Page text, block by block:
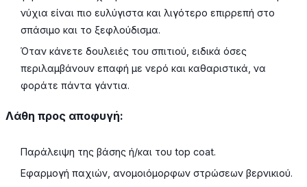
νύχια είναι πιο ευλύγιστα και λιγότερο επιρρεπή στο
σπάσιμο και το ξεφλούδισμα.
Όταν κάνετε δουλειές του σπιτιού, ειδικά όσες
περιλαμβάνουν επαφή με νερό και καθαριστικά, να
φοράτε πάντα γάντια.
Λάθη προς αποφυγή:
Παράλειψη της βάσης ή/και του top coat.
Εφαρμογή παχιών, ανομοιόμορφων στρώσεων βερνικιού.